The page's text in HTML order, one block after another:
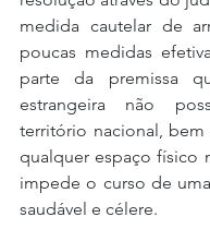
medida cautelar de
poucas medidas
parte da premissa
estrangeira não
território nacional,
qualquer espaço físico
impede o curso de
saudável e célere.